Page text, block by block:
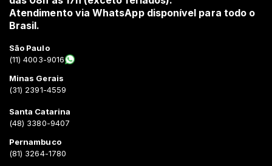
Atendimento via WhatsApp disponível para todo o
Brasil.
São Paulo
(11) 4003-9016
Minas Gerais
(31) 2391-4559
Santa Catarina
(48) 3380-9407
Pernambuco
(81) 3264-1780